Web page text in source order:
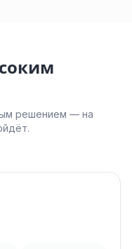
решением — на